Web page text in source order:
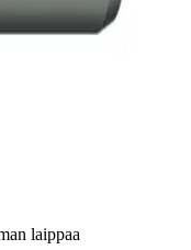
laippaa